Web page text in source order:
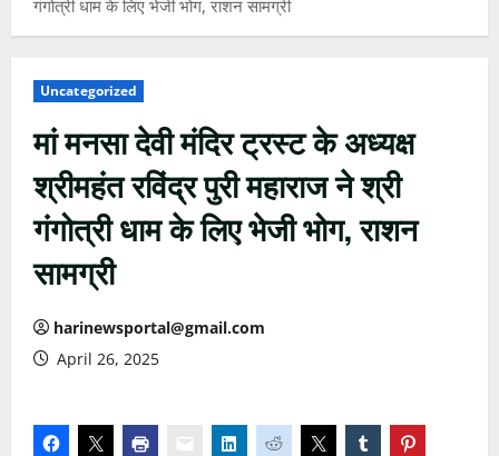
गंगोत्री धाम के लिए भेजी भोग, राशन सामग्री
Uncategorized
मां मनसा देवी मंदिर ट्रस्ट के अध्यक्ष
श्रीमहंत रविंद्र पुरी महाराज ने श्री
गंगोत्री धाम के लिए भेजी भोग, राशन
सामग्री
harinewsportal@gmail.com
April 26, 2025